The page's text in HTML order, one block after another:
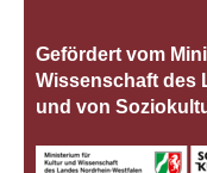
Gefördert vom
Wissenschaft des
und von